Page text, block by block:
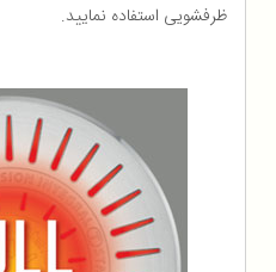
ظرفشویی استفاده نمایید.